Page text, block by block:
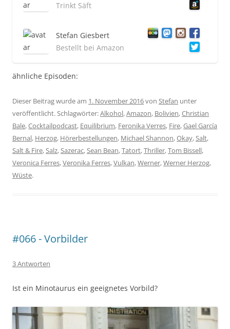
Trinkt Säft
Stefan Giesbert
Bestellt bei Amazon
ähnliche Episoden:
Dieser Beitrag wurde am 1. November 2016von Stefan unter
veröffentlicht. Schlagwörter:Alkohol,Amazon, Bolivien,Christian
Bale,Cocktailpodcast, Equilibrium, Feronika Verres, Fire,Gael García
Bernal, Herzog, Hörerbestellungen, Michael Shannon,Okay,Salt,
Salt & Fire,Salz,Sazerac,Sean Bean,Tatort,Thriller,Tom Bissell,
Veronica Ferres,Veronika Ferres,Vulkan,Werner,Werner Herzog,
Wüste.
#066 - Vorbilder
3 Antworten
Ist ein Minotaurus ein geeignetes Vorbild?